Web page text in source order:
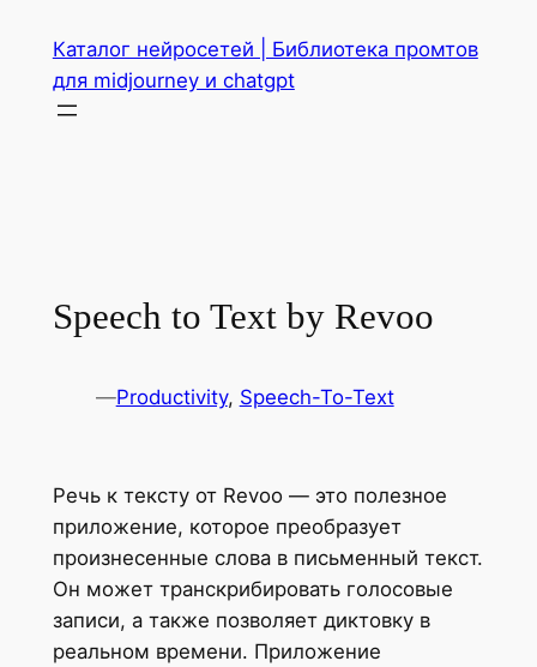
содержимому
Каталог нейросетей | Библиотека промтов
для midjourney и chatgpt
Speech to Text by Revoo
—Productivity, Speech-To-Text
Речь к тексту от Revoo — это полезное
приложение, которое преобразует
произнесенные слова в письменный текст.
Он может транскрибировать голосовые
записи, а также позволяет диктовку в
реальном времени. Приложение